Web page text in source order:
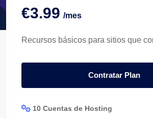
€3.99 /mes
Recursos básicos para sitios que
Contratar Plan
10 Cuentas de Hosting